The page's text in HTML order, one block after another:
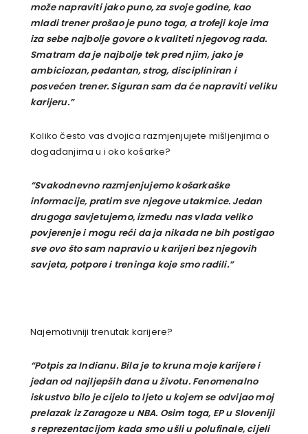
može napraviti jako puno, za svoje godine, kao
mladi trener prošao je puno toga, a trofeji koje ima
iza sebe najbolje govore o kvaliteti njegovog rada.
Smatram da je najbolje tek pred njim, jako je
ambiciozan, pedantan, strog, discipliniran i
posvećen trener. Siguran sam da će napraviti veliku
karijeru.”
Koliko često vas dvojica razmjenjujete mišljenjima o
događanjima u i oko košarke?
“Svakodnevno razmjenjujemo košarkaške
informacije, pratim sve njegove utakmice. Jedan
drugoga savjetujemo, između nas vlada veliko
povjerenje i mogu reći da ja nikada ne bih postigao
sve ovo što sam napravio u karijeri bez njegovih
savjeta, potpore i treninga koje smo radili.”
Najemotivniji trenutak karijere?
“Potpis za Indianu. Bila je to kruna moje karijere i
jedan od najljepših dana u životu. Fenomenalno
iskustvo bilo je cijelo to ljeto u kojem se odvijao moj
prelazak iz Zaragoze u NBA. Osim toga, EP u Sloveniji
s reprezentacijom kada smo ušli u polufinale, cijeli